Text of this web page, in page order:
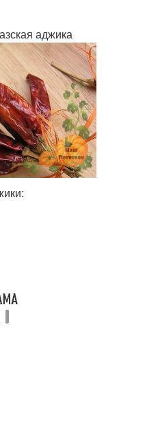
аджика